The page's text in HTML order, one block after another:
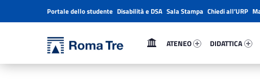
Cerimonia di consegna del diploma di laurea - Decima edizione - Università Roma Tre
Primary Menu
ATENEO
DIDATTICA
Header info sidebar
Portale dello studente Disabilità e DSA Sala Stampa Chiedi all’URP